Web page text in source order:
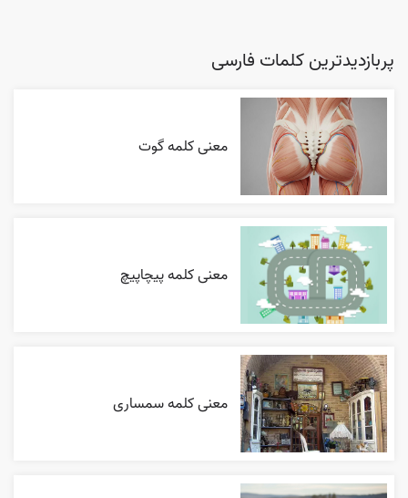
پربازدیدترین کلمات فارسی
معنی کلمه گوت
معنی کلمه پیچاپیچ
معنی کلمه سمساری